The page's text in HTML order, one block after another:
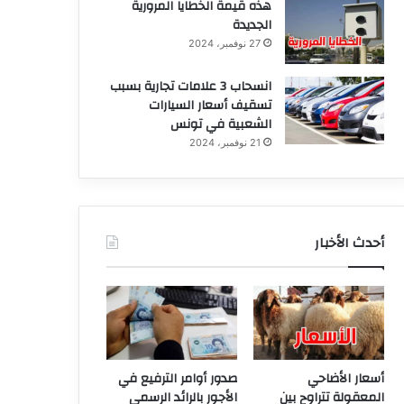
هذه قيمة الخطايا المرورية
الجديدة
27 نوفمبر، 2024
انسحاب 3 علامات تجارية بسبب
تسقيف أسعار السيارات
الشعبية في تونس
21 نوفمبر، 2024
أحدث الأخبار
أسعار الأضاحي
المعقولة تتراوح بين
صدور أوامر الترفيع في
الأجور بالرائد الرسمي